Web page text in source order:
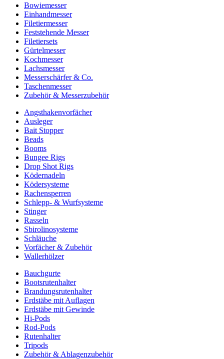
Bowiemesser
Einhandmesser
Filetiermesser
Feststehende Messer
Filetiersets
Gürtelmesser
Kochmesser
Lachsmesser
Messerschärfer & Co.
Taschenmesser
Zubehör & Messerzubehör
Angsthakenvorfächer
Ausleger
Bait Stopper
Beads
Booms
Bungee Rigs
Drop Shot Rigs
Ködernadeln
Ködersysteme
Rachensperren
Schlepp- & Wurfsysteme
Stinger
Rasseln
Sbirolinosysteme
Schläuche
Vorfächer & Zubehör
Wallerhölzer
Bauchgurte
Bootsrutenhalter
Brandungsrutenhalter
Erdstäbe mit Auflagen
Erdstäbe mit Gewinde
Hi-Pods
Rod-Pods
Rutenhalter
Tripods
Zubehör & Ablagenzubehör